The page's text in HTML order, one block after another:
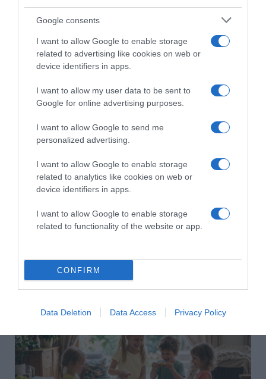
Google consents
I want to allow Google to enable storage
related to advertising like cookies on web or
device identifiers in apps.
I want to allow my user data to be sent to
Google for online advertising purposes.
I want to allow Google to send me
personalized advertising.
I want to allow Google to enable storage
related to analytics like cookies on web or
device identifiers in apps.
I want to allow Google to enable storage
related to functionality of the website or app.
CONFIRM
Data Deletion Data Access Privacy Policy
2026-08-06.
3 ok, amiért egy idősebb nő fiatalabb férfit választ
2026-08-06.
Ahány ház, annyi hűsítő